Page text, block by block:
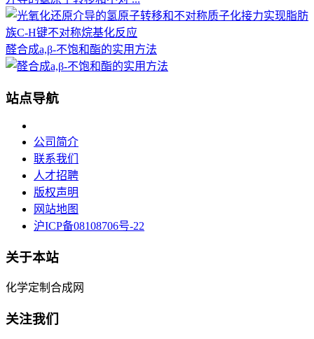
醛合成a,β-不饱和酯的实用方法
站点导航
公司简介
联系我们
人才招聘
版权声明
网站地图
沪ICP备08108706号-22
关于本站
化学定制合成网
关注我们